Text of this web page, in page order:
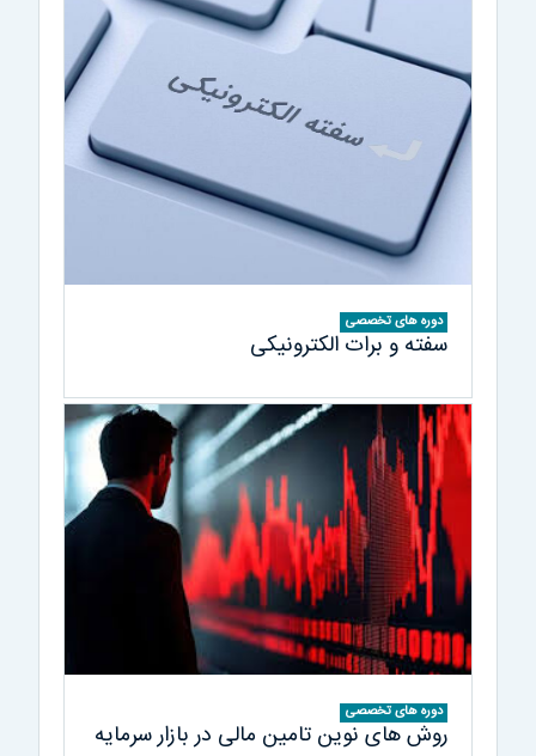
دوره های تخصصی
سفته و برات الکترونیکی
دوره های تخصصی
روش های نوين تامين مالی در بازار سرمايه